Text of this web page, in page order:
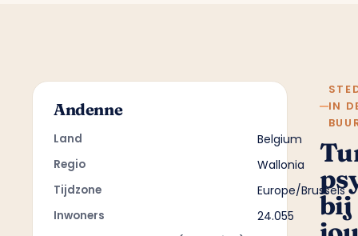
Andenne
Land Belgium
Regio Wallonia
Tijdzone Europe/Brussels
Inwoners 24.055
IN
bij